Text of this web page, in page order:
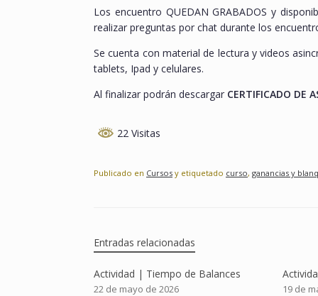
Los encuentro QUEDAN GRABADOS y
realizar preguntas por chat durante los
Se cuenta con material de lectura y videos
tablets, Ipad y celulares.
Al finalizar podrán descargar CERTIFICADO DE
22 Visitas
Publicado en Cursos y etiquetado curso, ganancias y
Entradas relacionadas
Actividad | Tiempo de Balances
22 de mayo de 2026 19 de